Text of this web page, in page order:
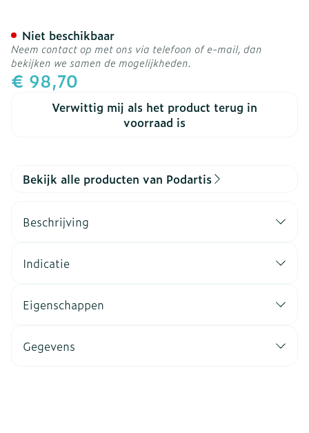
€ 98,70
Verwittig mij als het product terug in
voorraad is
Niet beschikbaar
Neem contact op met ons via telefoon of e-mail, dan
bekijken we samen de mogelijkheden.
Bekijk alle producten van Podartis
Beschrijving
Indicatie
Eigenschappen
Gegevens